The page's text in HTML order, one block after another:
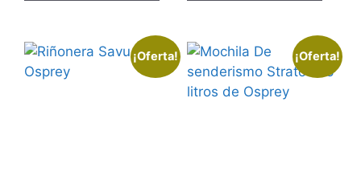
¡Oferta! ¡Oferta!